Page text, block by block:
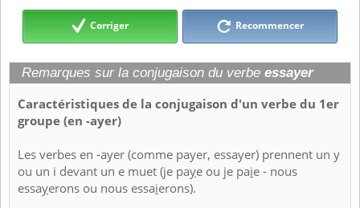
Corriger Recommencer
Remarques sur la conjugaison du verbe essayer
Caractéristiques de la conjugaison d'un verbe du 1er
groupe (en -ayer)
Les verbes en -ayer (comme payer, essayer) prennent un y
ou un i devant un e muet (je paye ou je paie - nous
essayerons ou nous essaierons).